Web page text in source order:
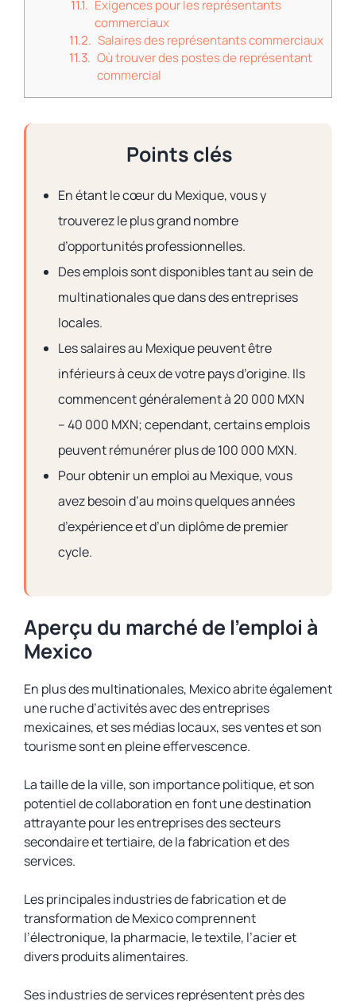
Exigences pour les représentants
commerciaux
Salaires des représentants commerciaux
Où trouver des postes de représentant
commercial
Points clés
En étant le cœur du Mexique, vous y
trouverez le plus grand nombre
d’opportunités professionnelles.
Des emplois sont disponibles tant au sein de
multinationales que dans des entreprises
locales.
Les salaires au Mexique peuvent être
inférieurs à ceux de votre pays d’origine. Ils
commencent généralement à 20 000 MXN
– 40 000 MXN; cependant, certains emplois
peuvent rémunérer plus de 100 000 MXN.
Pour obtenir un emploi au Mexique, vous
avez besoin d’au moins quelques années
d’expérience et d’un diplôme de premier
cycle.
Aperçu du marché de l’emploi à
Mexico
En plus des multinationales, Mexico abrite également
une ruche d’activités avec des entreprises
mexicaines, et ses médias locaux, ses ventes et son
tourisme sont en pleine effervescence.
La taille de la ville, son importance politique, et son
potentiel de collaboration en font une destination
attrayante pour les entreprises des secteurs
secondaire et tertiaire, de la fabrication et des
services.
Les principales industries de fabrication et de
transformation de Mexico comprennent
l’électronique, la pharmacie, le textile, l’acier et
divers produits alimentaires.
Ses industries de services représentent près des